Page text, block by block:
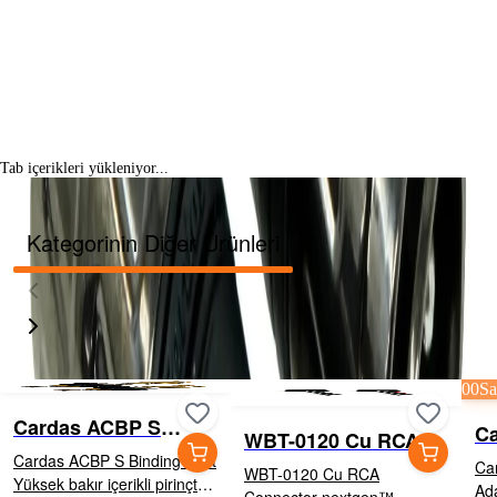
Tab içerikleri yükleniyor...
Kategorinin Diğer Ürünleri
Cardas ACBP S
Binding Post
Cardas ACBP S Binding Post
Yüksek bakır içerikli pirinçten
WBT-0120 Cu RCA
Connector
WBT-0120 Cu RCA
00Sa